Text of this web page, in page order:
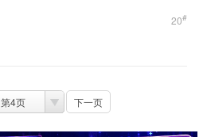
20#
第4页 下一页